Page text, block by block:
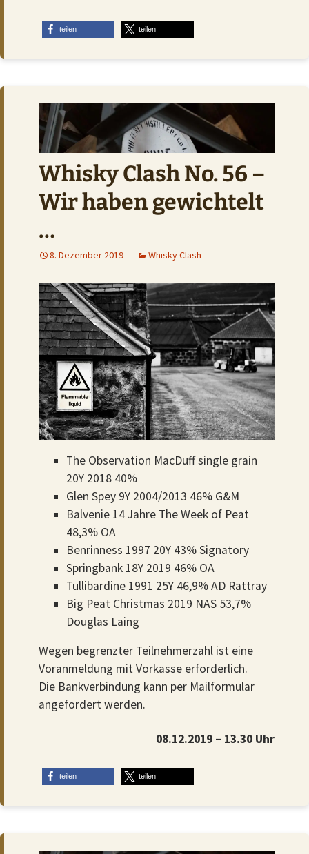
teilen teilen
Whisky Clash No. 56 –
Wir haben gewichtelt
…
8. Dezember 2019 Whisky Clash
The Observation MacDuff single grain
20Y 2018 40%
Glen Spey 9Y 2004/2013 46% G&M
Balvenie 14 Jahre The Week of Peat
48,3% OA
Benrinness 1997 20Y 43% Signatory
Springbank 18Y 2019 46% OA
Tullibardine 1991 25Y 46,9% AD Rattray
Big Peat Christmas 2019 NAS 53,7%
Douglas Laing
Wegen begrenzter Teilnehmerzahl ist eine
Voranmeldung mit Vorkasse erforderlich.
Die Bankverbindung kann per Mailformular
angefordert werden.
08.12.2019 – 13.30 Uhr
teilen teilen